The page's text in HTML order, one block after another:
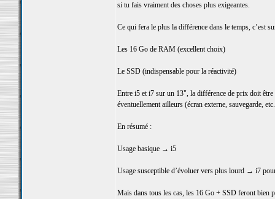
si tu fais vraiment des choses plus exigeantes.
Ce qui fera le plus la différence dans le temps, c’est
Les 16 Go de RAM (excellent choix)
Le SSD (indispensable pour la réactivité)
Entre i5 et i7 sur un 13", la différence de prix doit être
éventuellement ailleurs (écran externe, sauvegarde,
En résumé :
Usage basique → i5
Usage susceptible d’évoluer vers plus lourd → i7
Mais dans tous les cas, les 16 Go + SSD feront bien